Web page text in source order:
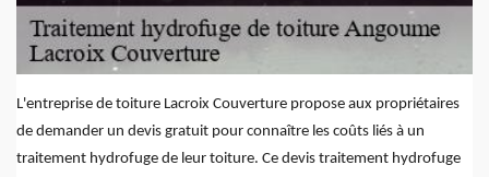
L'entreprise de toiture Lacroix Couverture propose aux propriétaires
de demander un devis gratuit pour connaître les coûts liés à un
traitement hydrofuge de leur toiture. Ce devis traitement hydrofuge